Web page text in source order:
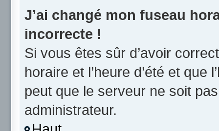
J’ai changé mon fuseau
incorrecte !
Si vous êtes sûr d’avoir
horaire et l’heure d’été et que
peut que le serveur ne soit
administrateur.